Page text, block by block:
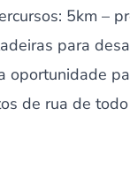
5km –
para
oportunidade
de rua de